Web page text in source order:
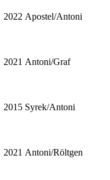
2022 Apostel/Antoni
2021 Antoni/Graf
2015 Syrek/Antoni
2021 Antoni/Röltgen